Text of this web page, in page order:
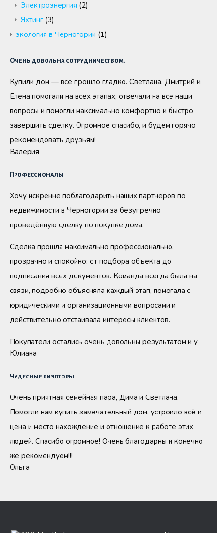
Электроэнергия (2)
Яхтинг (3)
экология в Черногории (1)
Очень довольна сотрудничеством.
Купили дом — все прошло гладко. Светлана, Дмитрий и
Елена помогали на всех этапах, отвечали на все наши
вопросы и помогли максимально комфортно и быстро
завершить сделку. Огромное спасибо, и будем горячо
рекомендовать друзьям!
Валерия
Профессионалы
Хочу искренне поблагодарить наших партнёров по
недвижимости в Черногории за безупречно
проведённую сделку по покупке дома.
Сделка прошла максимально профессионально,
прозрачно и спокойно: от подбора объекта до
подписания всех документов. Команда всегда была на
связи, подробно объясняла каждый этап, помогала с
юридическими и организационными вопросами и
действительно отстаивала интересы клиентов.
Покупатели остались очень довольны результатом и у
Юлиана
Чудесные риэлторы
Очень приятная семейная пара, Дима и Светлана.
Помогли нам купить замечательный дом, устроило всё и
цена и место нахождение и отношение к работе этих
людей. Спасибо огромное! Очень благодарны и конечно
же рекомендуем!!!
Ольга